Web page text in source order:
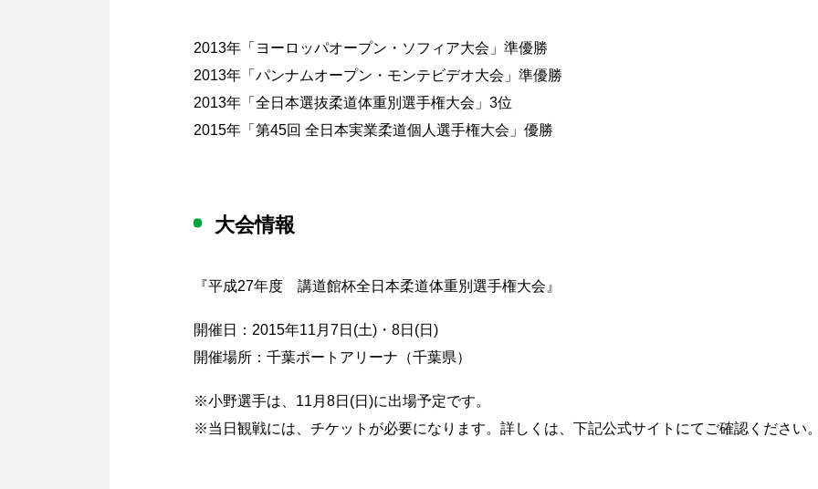
2013年「ヨーロッパオープン・ソフィア大会」準優勝
2013年「パンナムオープン・モンテビデオ大会」準優勝
2013年「全日本選抜柔道体重別選手権大会」3位
2015年「第45回 全日本実業柔道個人選手権大会」優勝
大会情報
『平成27年度 講道館杯全日本柔道体重別選手権大会』
開催日：2015年11月7日(土)・8日(日)
開催場所：千葉ポートアリーナ（千葉県）
※小野選手は、11月8日(日)に出場予定です。
※当日観戦には、チケットが必要になります。詳しくは、下記公式サイトにてご確認ください